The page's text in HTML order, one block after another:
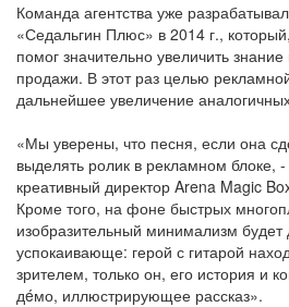
Команда агентства уже
«Седальгин Плюс» в 2014 г.,
помог значительно увеличить
продажи. В этот раз целью
дальнейшее увеличение
«Мы уверены, что песня, если она
выделять ролик в рекламном блоке,
креативный директор Arena Magic
Кроме того, на фоне быстрых
изобразительный минимализм будет
успокаивающе: герой с гитарой
зрителем, только он, его история и
дéмо, иллюстрирующее рассказ».